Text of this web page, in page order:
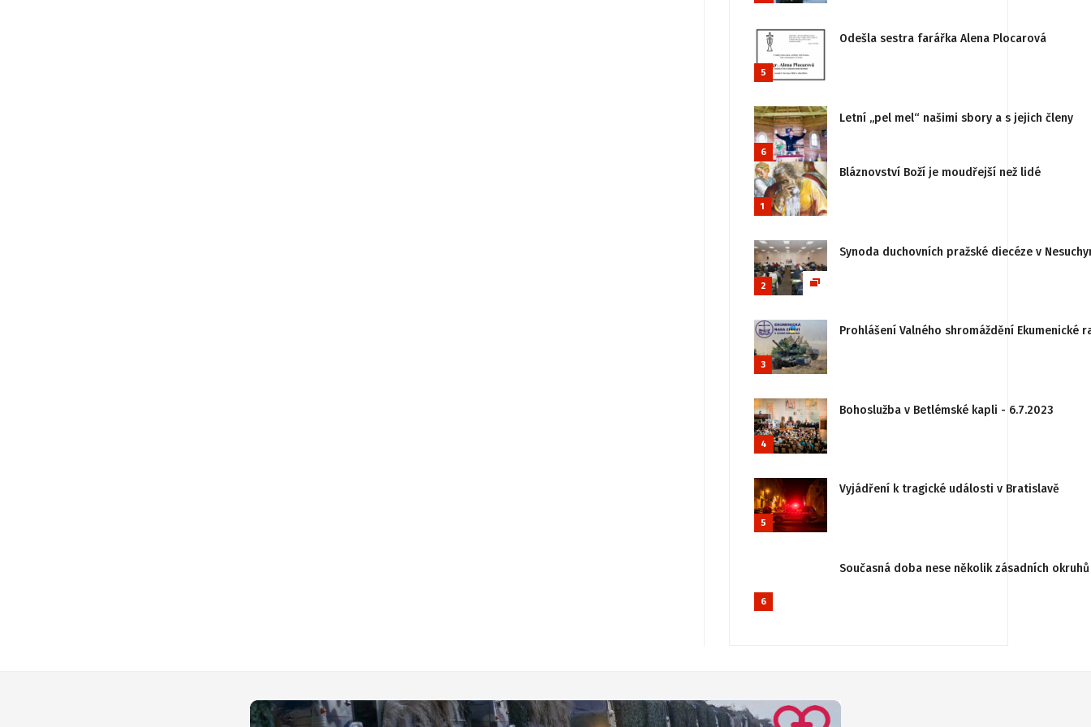
5
Odešla sestra farářka Alena Plocarová
6
Letní „pel mel“ našimi sbory a s jejich členy
1
Bláznovství Boží je moudřejší než lidé
2
Synoda duchovních pražské diecéze v
3
Prohlášení Valného shromáždění
4
Bohoslužba v Betlémské kapli - 6.7.2023
5
Vyjádření k tragické události v Bratislavě
6
Současná doba nese několik zásadních